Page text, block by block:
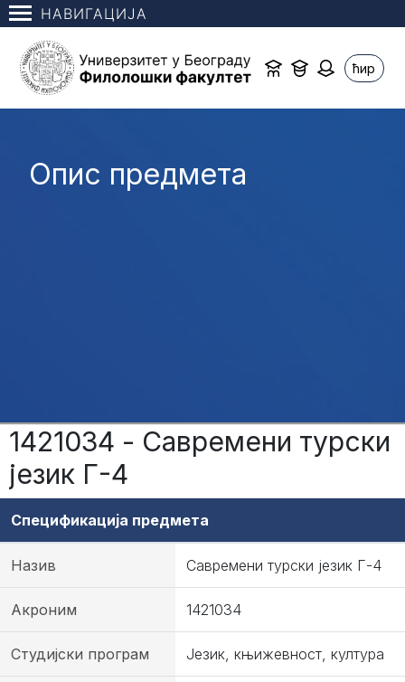
НАВИГАЦИЈА
ћир
Опис предмета
1421034 - Савремени турски
језик Г-4
Спецификација предмета
Назив Савремени турски језик Г-4
Акроним 1421034
Студијски програм Језик, књижевност, култура